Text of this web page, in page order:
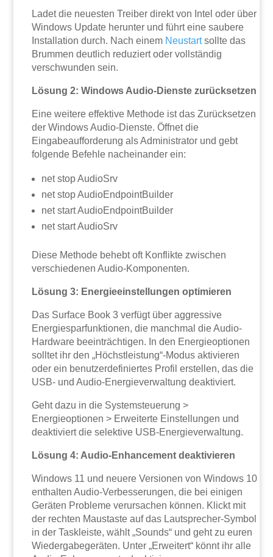
Ladet die neuesten Treiber direkt von Intel oder über
Windows Update herunter und führt eine saubere
Installation durch. Nach einem Neustartsollte das
Brummen deutlich reduziert oder vollständig
verschwunden sein.
Lösung 2: Windows Audio-Dienste zurücksetzen
Eine weitere effektive Methode ist das Zurücksetzen
der Windows Audio-Dienste. Öffnet die
Eingabeaufforderung als Administrator und gebt
folgende Befehle nacheinander ein:
net stop AudioSrv
net stop AudioEndpointBuilder
net start AudioEndpointBuilder
net start AudioSrv
Diese Methode behebt oft Konflikte zwischen
verschiedenen Audio-Komponenten.
Lösung 3: Energieeinstellungen optimieren
Das Surface Book 3 verfügt über aggressive
Energiesparfunktionen, die manchmal die Audio-
Hardware beeinträchtigen. In den Energieoptionen
solltet ihr den „Höchstleistung“-Modus aktivieren
oder ein benutzerdefiniertes Profil erstellen, das die
USB- und Audio-Energieverwaltung deaktiviert.
Geht dazu in die Systemsteuerung >
Energieoptionen > Erweiterte Einstellungen und
deaktiviert die selektive USB-Energieverwaltung.
Lösung 4: Audio-Enhancement deaktivieren
Windows 11 und neuere Versionen von Windows 10
enthalten Audio-Verbesserungen, die bei einigen
Geräten Probleme verursachen können. Klickt mit
der rechten Maustaste auf das Lautsprecher-Symbol
in der Taskleiste, wählt „Sounds“ und geht zu euren
Wiedergabegeräten. Unter „Erweitert“ könnt ihr alle